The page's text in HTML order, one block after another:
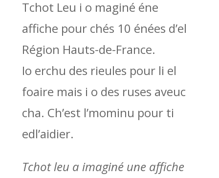
Tchot Leu i o maginé éne
affiche pour chés 10 énées d’el
Région Hauts-de-France.
Io erchu des rieules pour li el
foaire mais i o des ruses aveuc
cha. Ch’est l’mominu pour ti
edl’aidier.
Tchot leu a imaginé une affiche